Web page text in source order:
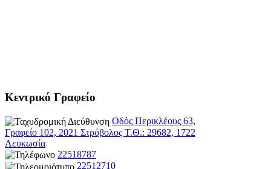
Κεντρικό Γραφείο
Οδός Περικλέους 63,
Γραφείο 102, 2021 Στρόβολος Τ.Θ.: 29682, 1722
Λευκωσία
22518787
22512710